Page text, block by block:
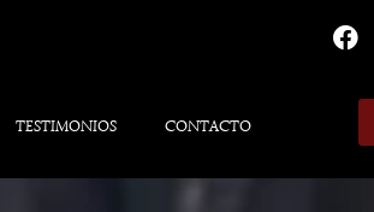
TESTIMONIOS CONTACTO